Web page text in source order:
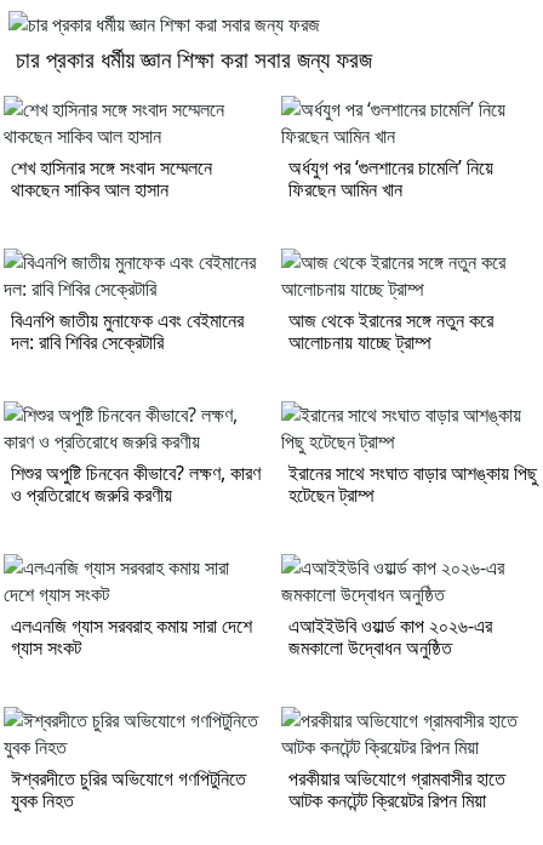
চার প্রকার ধর্মীয় জ্ঞান শিক্ষা করা সবার জন্য ফরজ
শেখ হাসিনার সঙ্গে সংবাদ সম্মেলনে
থাকছেন সাকিব আল হাসান
অর্ধযুগ পর ‘গুলশানের চামেলি’ নিয়ে
ফিরছেন আমিন খান
বিএনপি জাতীয় মুনাফেক এবং বেইমানের
দল: রাবি শিবির সেক্রেটারি
আজ থেকে ইরানের সঙ্গে নতুন করে
আলোচনায় যাচ্ছে ট্রাম্প
শিশুর অপুষ্টি চিনবেন কীভাবে? লক্ষণ, কারণ
ও প্রতিরোধে জরুরি করণীয়
ইরানের সাথে সংঘাত বাড়ার আশঙ্কায় পিছু
হটেছেন ট্রাম্প
এলএনজি গ্যাস সরবরাহ কমায় সারা দেশে
গ্যাস সংকট
এআইইউবি ওয়ার্ল্ড কাপ ২০২৬-এর
জমকালো উদ্বোধন অনুষ্ঠিত
ঈশ্বরদীতে চুরির অভিযোগে গণপিটুনিতে
যুবক নিহত
পরকীয়ার অভিযোগে গ্রামবাসীর হাতে
আটক কনটেন্ট ক্রিয়েটর রিপন মিয়া